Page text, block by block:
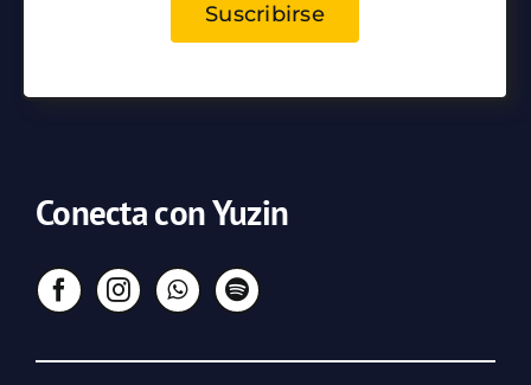
Suscribirse
Conecta con Yuzin